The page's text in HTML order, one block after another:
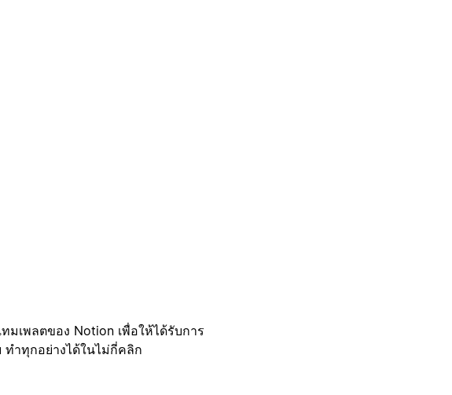
มเพลตของ Notion เพื่อให้ได้รับการ
ำทุกอย่างได้ในไม่กี่คลิก